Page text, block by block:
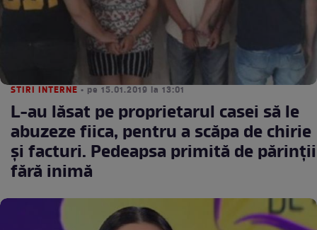
STIRI INTERNE • pe 15.01.2019 la 13:01
L-au lăsat pe proprietarul casei să le
abuzeze fiica, pentru a scăpa de chirie
și facturi. Pedeapsa primită de părinții
fără inimă